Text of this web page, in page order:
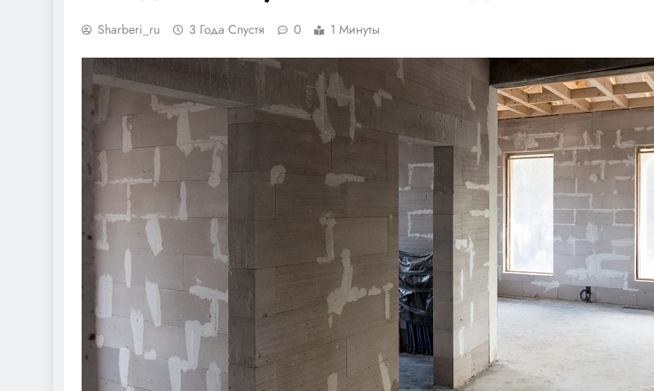
Sharberi_ru 3 Года Спустя 0 1 Минуты